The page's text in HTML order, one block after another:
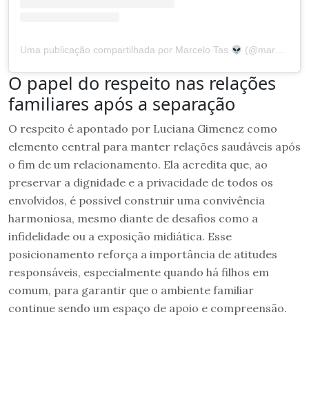
Uma publicação compartilhada por Marcelo Tas (@marcelotas)
O papel do respeito nas relações
familiares após a separação
O respeito é apontado por Luciana Gimenez como
elemento central para manter relações saudáveis após
o fim de um relacionamento. Ela acredita que, ao
preservar a dignidade e a privacidade de todos os
envolvidos, é possível construir uma convivência
harmoniosa, mesmo diante de desafios como a
infidelidade ou a exposição midiática. Esse
posicionamento reforça a importância de atitudes
responsáveis, especialmente quando há filhos em
comum, para garantir que o ambiente familiar
continue sendo um espaço de apoio e compreensão.